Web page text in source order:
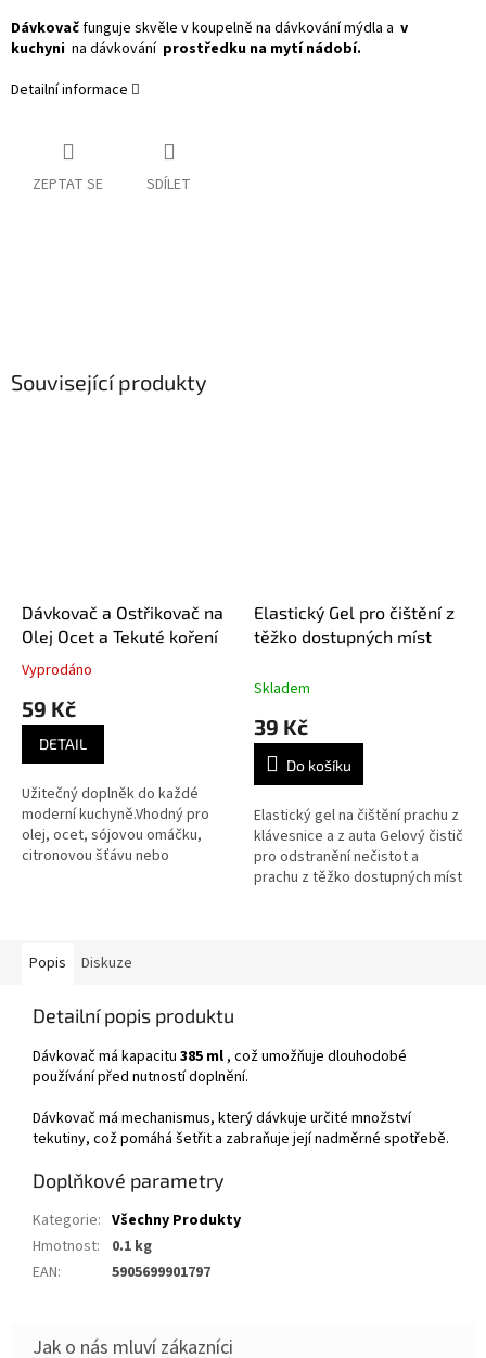
Dávkovačfunguje skvěle v koupelně na dávkování mýdla a v
kuchyni na dávkování prostředku na mytí nádobí.
Detailní informace
ZEPTAT SE SDÍLET
Související produkty
Dávkovač a Ostřikovač na
Olej Ocet a Tekuté koření
Průměrné
produktu
5
hvězdiček.
Vyprodáno
59 Kč
DETAIL
Užitečný doplněk do každé
moderní kuchyně.Vhodný pro
olej, ocet, sójovou omáčku,
citronovou šťávu nebo
Elastický Gel pro čištění z
těžko dostupných míst
Skladem
39 Kč
Do košíku
Elastický gel na čištění prachu z
klávesnice a z auta Gelový čistič
pro odstranění nečistot a
prachu z těžko dostupných míst
Popis Diskuze
Detailní popis produktu
Dávkovač má kapacitu 385 ml, což umožňuje dlouhodobé
používání před nutností doplnění.
Dávkovač má mechanismus, který dávkuje určité množství
tekutiny, což pomáhá šetřit a zabraňuje její nadměrné spotřebě.
Doplňkové parametry
Kategorie: Všechny Produkty
Hmotnost:
0.1 kg
EAN: 5905699901797